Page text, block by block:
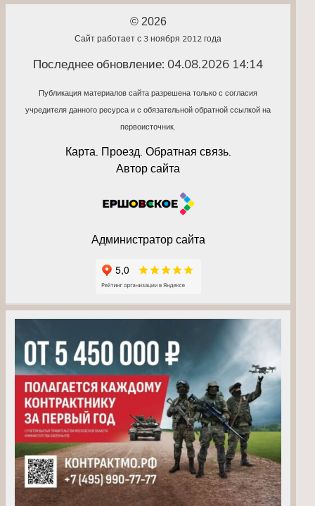
© 2026
Сайт работает с 3 ноября 2012 года
Последнее обновление: 04.08.2026 14:14
Публикация материалов сайта разрешена только с согласия
учредителя данного ресурса и с обязательной обратной ссылкой на
первоисточник.
Карта. Проезд. Обратная связь.
Автор сайта
Администратор сайта